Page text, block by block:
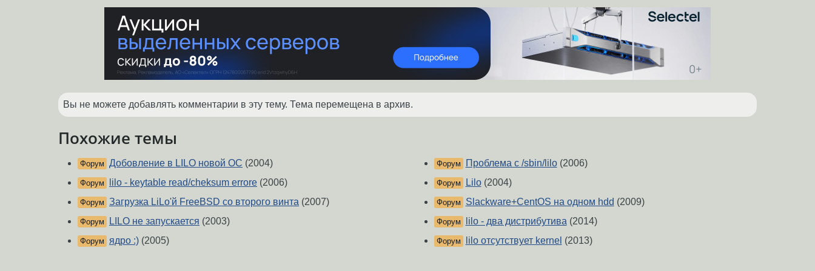
Вы не можете добавлять комментарии в эту тему. Тема перемещена в архив.
Похожие темы
Форум Добовление в LILO новой ОС (2004)
Форум lilo - keytable read/cheksum errore (2006)
Форум Загрузка LiLo'й FreeBSD со второго винта (2007)
Форум LILO не запускается (2003)
Форум ядро :) (2005)
Форум Проблема с /sbin/lilo(2006)
Форум Lilo(2004)
Форум Slackware+CentOS на одном hdd (2009)
Форум lilo - два дистрибутива(2014)
Форум lilo отсутствует kernel (2013)